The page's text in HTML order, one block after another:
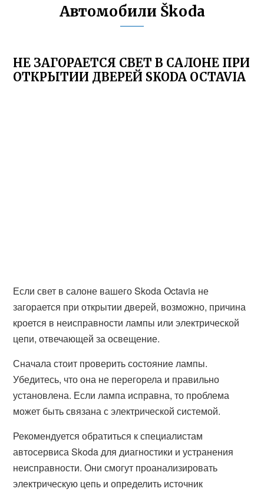
Автомобили Škoda
НЕ ЗАГОРАЕТСЯ СВЕТ В САЛОНЕ ПРИ
ОТКРЫТИИ ДВЕРЕЙ SKODA OCTAVIA
Если свет в салоне вашего Skoda Octavia не
загорается при открытии дверей, возможно, причина
кроется в неисправности лампы или электрической
цепи, отвечающей за освещение.
Сначала стоит проверить состояние лампы.
Убедитесь, что она не перегорела и правильно
установлена. Если лампа исправна, то проблема
может быть связана с электрической системой.
Рекомендуется обратиться к специалистам
автосервиса Skoda для диагностики и устранения
неисправности. Они смогут проанализировать
электрическую цепь и определить источник